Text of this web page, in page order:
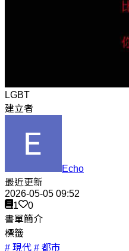
LGBT
建立者
Echo
最近更新
2026-05-05 09:52
1
0
書單簡介
標籤
# 現代 # 都市